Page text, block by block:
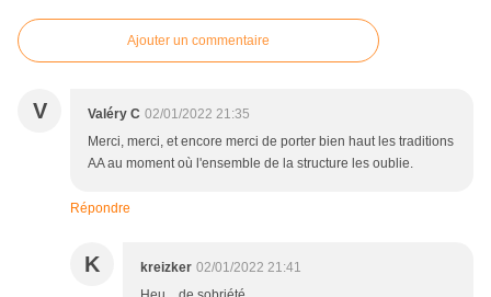
Ajouter un commentaire
V Valéry C 02/01/2022 21:35
Merci, merci, et encore merci de porter bien haut les traditions
AA au moment où l'ensemble de la structure les oublie.
Répondre
K kreizker 02/01/2022 21:41